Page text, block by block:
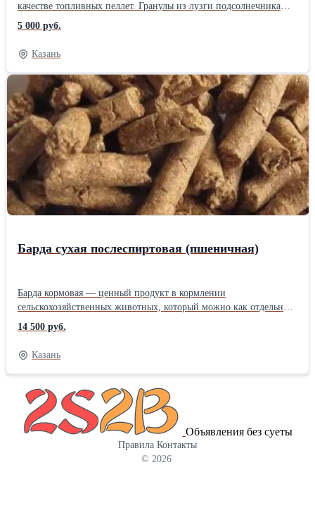
качестве топливных пеллет. Гранулы из лузги подсолнечника
диаметром 8мм. Теплоту сгорания гранул из лузги можно
сравнивают с теплотой сгорания бурого угля. Высокое качество,
имеется собственный автопарк. Возможна отгрузка в биг-бэгах.
Отгрузка по России. Звоните, будем рады ответить на все
интересующие Вас вопросы!Длина: 3 см Ширина: 0.8 см Способ
упаковки: РоссыпьБиг-бэг
5 000 руб.
Казань
Барда сухая послеспиртовая (пшеничная)
Барда кормовая — ценный продукт в кормлении
сельскохозяйственных животных, который можно как отдельный
корм, так и в качестве добавки при производстве комбикормов. -
Доля протеина 28-32% - Богатый аминокислотный состав -
Высокое содержание витаминов - Содержание макро и
микроэлементов, фосфора, углеводов. Возможна отгрузка в биг-
бэгах. Высокое качество, имеется собственный автопарк. Свой
автопарк зерновозов. Отгрузка по России. Ждем Ваших
звонков!Способ упаковки: россыпьбиг-бэг
14 500 руб.
Казань
Объявления без суеты
Правила Контакты
© 2026